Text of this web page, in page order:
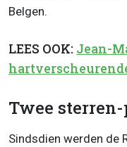
Belgen.
LEES OOK: Jean-
Twee
Sindsdien werden de